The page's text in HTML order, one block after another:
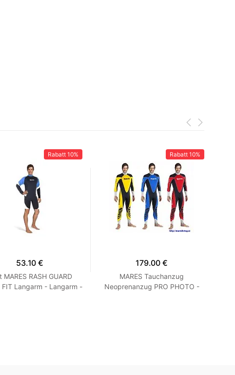
Rabatt 10%
53.10 €
MARES RASH GUARD
FIT Langarm - Langarm -
Rabatt 10%
179.00 €
MARES Tauchanzug
Neoprenanzug PRO PHOTO -